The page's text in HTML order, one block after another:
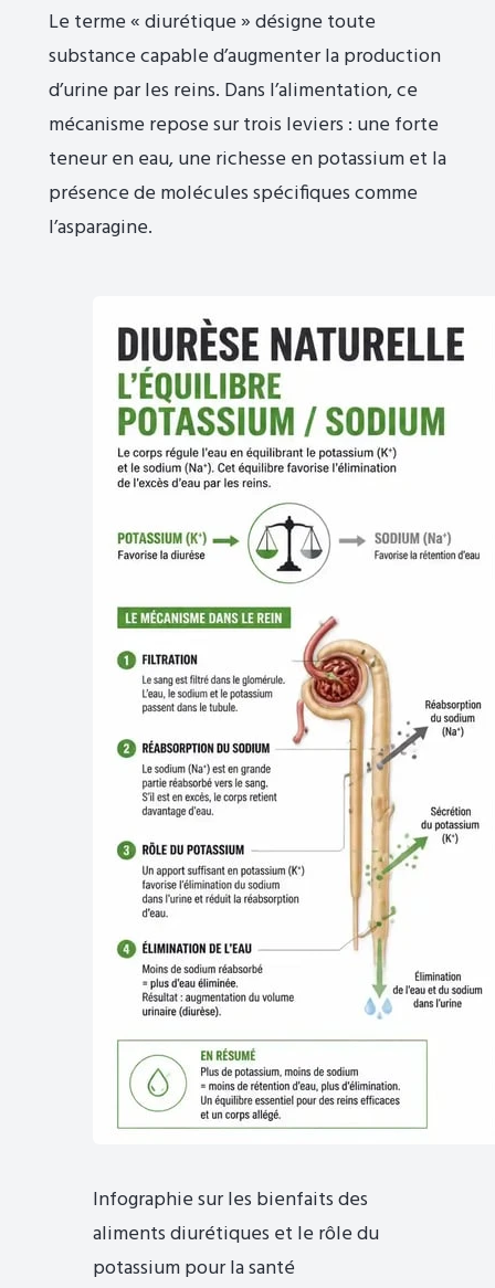
Le terme « diurétique » désigne toute
substance capable d’augmenter la production
d’urine par les reins. Dans l’alimentation, ce
mécanisme repose sur trois leviers : une forte
teneur en eau, une richesse en potassium et la
présence de molécules spécifiques comme
l’asparagine.
Infographie sur les bienfaits des
aliments diurétiques et le rôle du
potassium pour la santé